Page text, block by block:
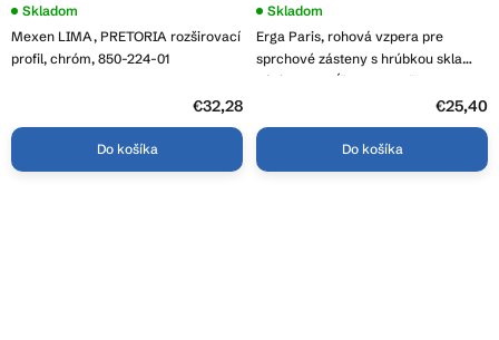
Mexen LIMA, PRETORIA rozširovací
profil, chróm, 850-224-01
Skladom
€32,28
Do košíka
Erga Paris, rohová vzpera pre
sprchové zásteny s hrúbkou skla
6/8/10 mm, dĺžka 60cm, čierna
matná, ERG-V02-PARIS-BAR60-BK
Skladom
€25,40
Do košíka